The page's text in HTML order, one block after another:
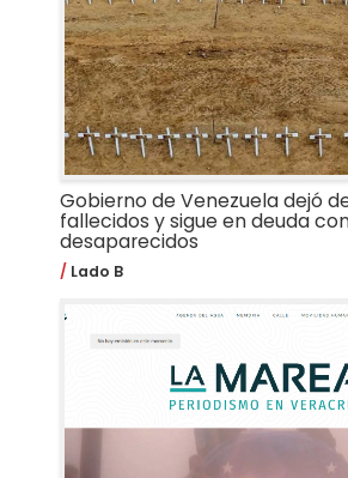
Gobierno de Venezuela dejó
fallecidos y sigue en deuda
desaparecidos
Lado B